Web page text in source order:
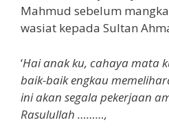
Mahmud sebelum
wasiat kepada Sultan
‘Hai anak ku, cahaya mata
baik-baik engkau
ini akan segala pekerjaan
Rasulullah ………,